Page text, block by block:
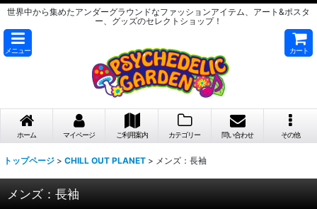
世界中から集めたアンダーグラウンドなファッションアイテム、アート&ポスタ
ー、グッズのセレクトショップ！
メニュー カート
ホーム マイページ ご利用案内 カテゴリー 問い合わせ その他
トップページ > CHILL OUT PLANET > メンズ：長袖
メンズ：長袖